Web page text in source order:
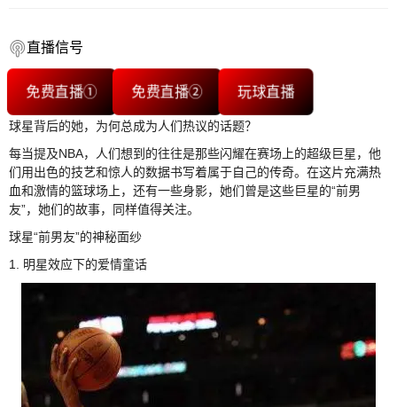
直播信号
免费直播① 免费直播② 玩球直播
球星背后的她，为何总成为人们热议的话题？
每当提及NBA，人们想到的往往是那些闪耀在赛场上的超级巨星，他
们用出色的技艺和惊人的数据书写着属于自己的传奇。在这片充满热
血和激情的篮球场上，还有一些身影，她们曾是这些巨星的“前男
友”，她们的故事，同样值得关注。
球星“前男友”的神秘面纱
1. 明星效应下的爱情童话